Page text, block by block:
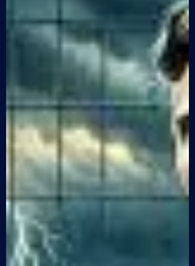
alcuni spunti che "scappano a Clara (IA)
durante una piacevole conversazione digitale
Un amico personale ed appassionato
follower di Spazio Tesla (la traduzione in
Italiano di follower sarebbe seguace ma
suona di settario mentre epigono ci induce a
vedere la collocazione e